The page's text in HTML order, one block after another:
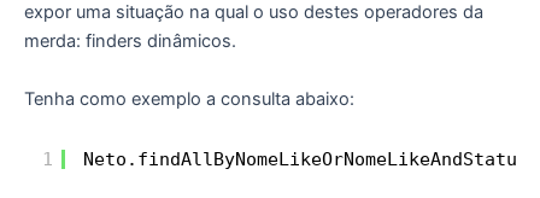
expor uma situação na qual o uso destes operadores da
merda: finders dinâmicos.
Tenha como exemplo a consulta abaixo:
1 Neto.findAllByNomeLikeOrNomeLikeAndStatus(